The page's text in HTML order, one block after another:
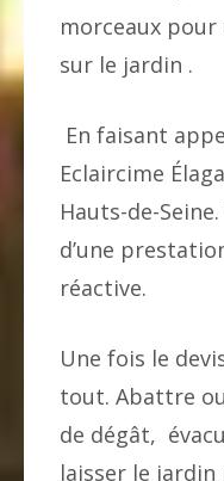
morceaux
sur le jardin .
En faisant
Eclaircime
Hauts-de-
d’une
réactive.
Une fois le
tout. Abattre
de dégât,
laisser le